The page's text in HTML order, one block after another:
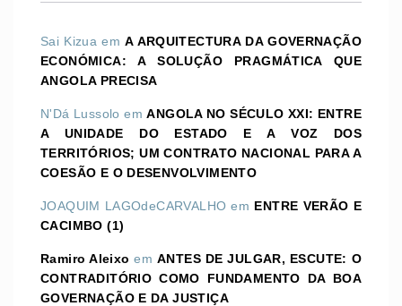
Sai Kizua emA ARQUITECTURA DA GOVERNAÇÃO
ECONÓMICA: A SOLUÇÃO PRAGMÁTICA QUE
ANGOLA PRECISA
N'Dá Lussolo emANGOLA NO SÉCULO XXI: ENTRE
A UNIDADE DO ESTADO E A VOZ DOS
TERRITÓRIOS; UM CONTRATO NACIONAL PARA A
COESÃO E O DESENVOLVIMENTO
JOAQUIM LAGOdeCARVALHO em ENTRE VERÃO E
CACIMBO (1)
Ramiro Aleixo emANTES DE JULGAR, ESCUTE: O
CONTRADITÓRIO COMO FUNDAMENTO DA BOA
GOVERNAÇÃO E DA JUSTIÇA